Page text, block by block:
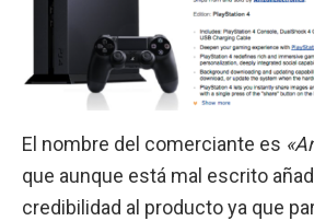
El nombre del comerciante es
que aunque está mal escrito
credibilidad al producto ya que